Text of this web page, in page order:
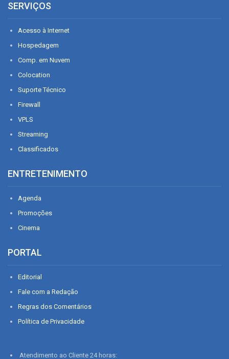
SERVIÇOS
Acesso à Internet
Hospedagem
Comp. em Nuvem
Colocation
Suporte Técnico
Firewall
VPLS
Streaming
Classificados
ENTRETENIMENTO
Agenda
Promoções
Cinema
PORTAL
Editorial
Fale com a Redação
Regras dos Comentários
Política de Privacidade
Atendimento ao Cliente 24 horas: